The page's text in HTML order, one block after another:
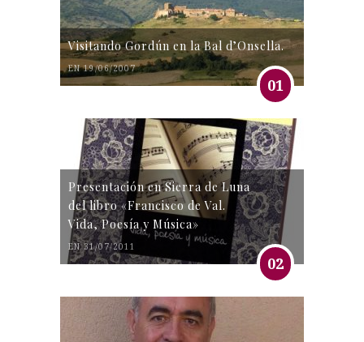
Visitando Gordún en la Bal d’Onsella.
EN 19/06/2007
01
Presentación en Sierra de Luna
del libro «Francisco de Val.
Vida, Poesía y Música»
EN 31/07/2011
02